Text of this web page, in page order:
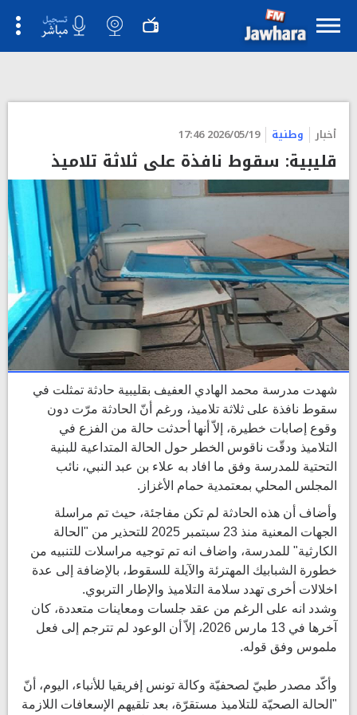
أخبار وطنية 2026/05/19 17:46
قليبية: سقوط نافذة على ثلاثة تلاميذ
شهدت مدرسة محمد الهادي العفيف بقليبية حادثة تمثلت في
سقوط نافذة على ثلاثة تلاميذ، ورغم أنّ الحادثة مرّت دون
وقوع إصابات خطيرة، إلاّ أنها أحدثت حالة من الفزع في
التلاميذ ودقّت ناقوس الخطر حول الحالة المتداعية للبنية
التحتية للمدرسة وفق ما افاد به علاء بن عبد النبي، نائب
المجلس المحلي بمعتمدية حمام الأغزاز.
وأضاف أن هذه الحادثة لم تكن مفاجئة، حيث تم مراسلة
الجهات المعنية منذ 23 سبتمبر 2025 للتحذير من "الحالة
الكارثية" للمدرسة، واضاف انه تم توجيه مراسلات للتنبيه من
خطورة الشبابيك المهترئة والآيلة للسقوط، بالإضافة إلى عدة
اخلالات أخرى تهدد سلامة التلاميذ والإطار التربوي.
وشدد انه على الرغم من عقد جلسات ومعاينات متعددة، كان
آخرها في 13 مارس 2026، إلاّ أن الوعود لم تترجم إلى فعل
ملموس وفق قوله.
وأكّد مصدر طبيّ لصحفيّة وكالة تونس إفريقيا للأنباء، اليوم، أنّ
"الحالة الصحيّة للتلاميذ مستقرّة، بعد تلقيهم الإسعافات اللازمة